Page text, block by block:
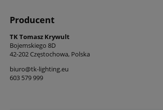
Producent
TK Tomasz Krywult
Bojemskiego 8D
42-202 Częstochowa, Polska
biuro@tk-lighting.eu
603 579 999